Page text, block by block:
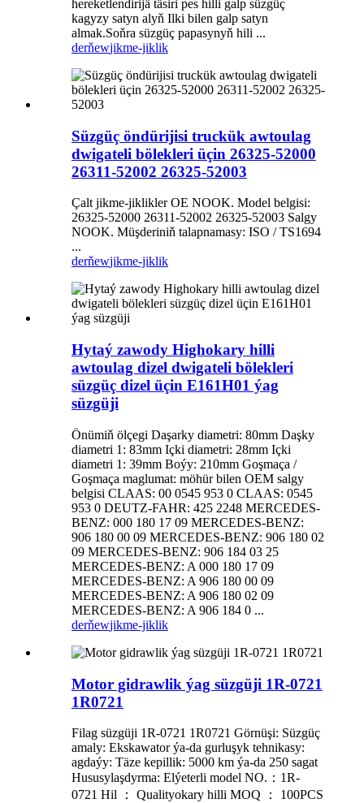
hereketlendirijä täsiri pes hilli galp süzgüç
kagyzy satyn alyň Ilki bilen galp satyn
almak.Soňra süzgüç papasynyň hili ...
derňewjikme-jiklik
Süzgüç öndürijisi truckük awtoulag
dwigateli bölekleri üçin 26325-52000
26311-52002 26325-52003
Çalt jikme-jiklikler OE NOOK. Model belgisi:
26325-52000 26311-52002 26325-52003 Salgy
NOOK. Müşderiniň talapnamasy: ISO / TS1694
...
derňewjikme-jiklik
Hytaý zawody Highokary hilli
awtoulag dizel dwigateli bölekleri
süzgüç dizel üçin E161H01 ýag
süzgüji
Önümiň ölçegi Daşarky diametri: 80mm Daşky
diametri 1: 83mm Içki diametri: 28mm Içki
diametri 1: 39mm Boýy: 210mm Goşmaça /
Goşmaça maglumat: möhür bilen OEM salgy
belgisi CLAAS: 00 0545 953 0 CLAAS: 0545
953 0 DEUTZ-FAHR: 425 2248 MERCEDES-
BENZ: 000 180 17 09 MERCEDES-BENZ:
906 180 00 09 MERCEDES-BENZ: 906 180 02
09 MERCEDES-BENZ: 906 184 03 25
MERCEDES-BENZ: A 000 180 17 09
MERCEDES-BENZ: A 906 180 00 09
MERCEDES-BENZ: A 906 180 02 09
MERCEDES-BENZ: A 906 184 0 ...
derňewjikme-jiklik
Motor gidrawlik ýag süzgüji 1R-0721
1R0721
Filag süzgüji 1R-0721 1R0721 Görnüşi: Süzgüç
amaly: Ekskawator ýa-da gurluşyk tehnikasy:
agdaýy: Täze kepillik: 5000 km ýa-da 250 sagat
Hususylaşdyrma: Elýeterli model NO.：1R-
0721 Hil ： Qualityokary hilli MOQ ： 100PCS